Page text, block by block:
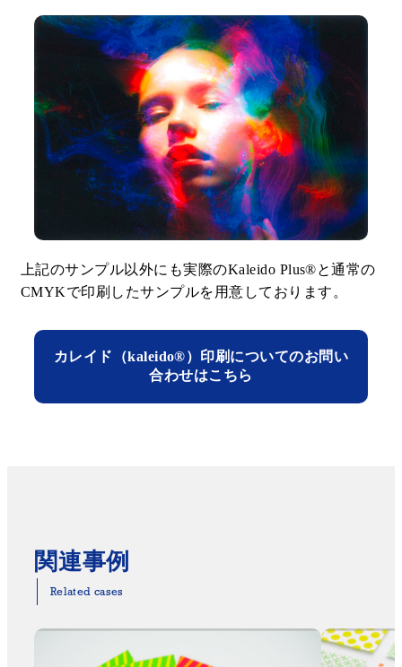
上記のサンプル以外にも実際のKaleido Plus®と通常の
CMYKで印刷したサンプルを用意しております。
カレイド（kaleido®）印刷についてのお問い
合わせはこちら
関連事例
Related cases